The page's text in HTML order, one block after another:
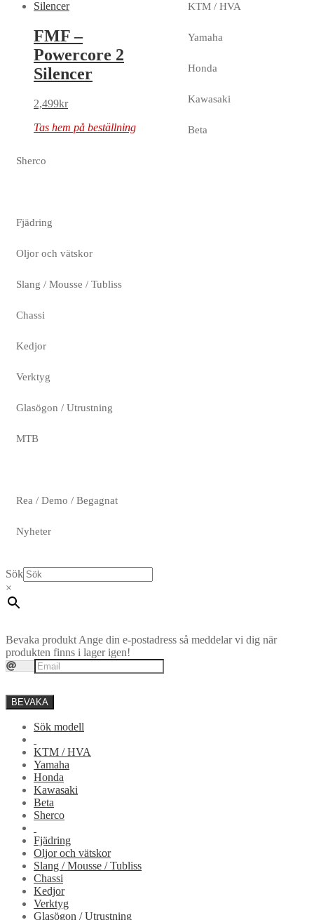
FMF –
Powercore 2
Silencer
2,499kr
Tas hem på beställning
KTM / HVA
Yamaha
Honda
Kawasaki
Beta
Sherco
Fjädring
Oljor och vätskor
Slang / Mousse / Tubliss
Chassi
Kedjor
Verktyg
Glasögon / Utrustning
MTB
Rea / Demo / Begagnat
Nyheter
Sök
×
Bevaka produkt Ange din e-postadress så meddelar vi dig när
produkten finns i lager igen!
BEVAKA
Sök modell
KTM / HVA
Yamaha
Honda
Kawasaki
Beta
Sherco
Fjädring
Oljor och vätskor
Slang / Mousse / Tubliss
Chassi
Kedjor
Verktyg
Glasögon / Utrustning